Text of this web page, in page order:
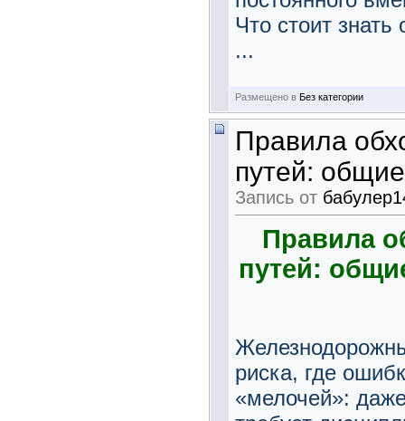
Что стоит знать
...
Размещено в Без категории
Правила
путей:
Запись от
Правила
путей:
риска, где
«мелочей»: